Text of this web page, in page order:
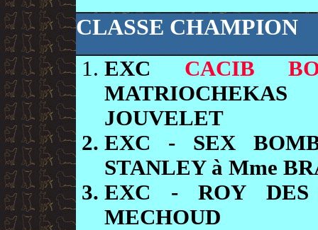
CLASSE CHAMPION
EXC CACIB
JOUVELET
EXC - SEX
STANLEY à Mme
EXC - ROY
MECHOUD